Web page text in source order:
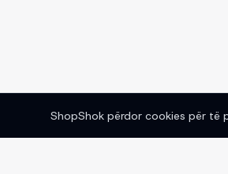
ShopShok përdor cookies për të